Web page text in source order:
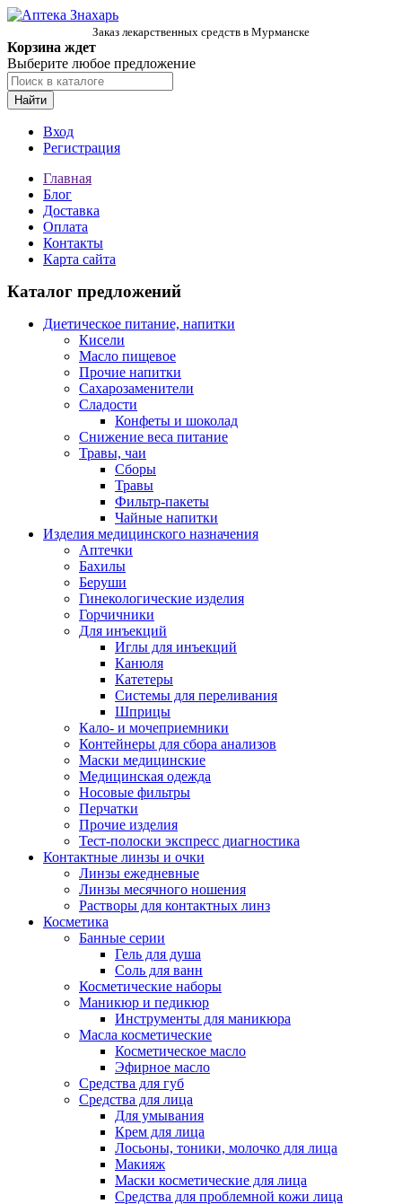
Заказ лекарственных средств в Мурманске
Корзина ждет
Выберите любое предложение
Найти
Вход
Регистрация
Главная
Блог
Доставка
Оплата
Контакты
Карта сайта
Каталог предложений
Диетическое питание, напитки
Кисели
Масло пищевое
Прочие напитки
Сахарозаменители
Сладости
Конфеты и шоколад
Снижение веса питание
Травы, чаи
Сборы
Травы
Фильтр-пакеты
Чайные напитки
Изделия медицинского назначения
Аптечки
Бахилы
Беруши
Гинекологические изделия
Горчичники
Для инъекций
Иглы для инъекций
Канюля
Катетеры
Системы для переливания
Шприцы
Кало- и мочеприемники
Контейнеры для сбора анализов
Маски медицинские
Медицинская одежда
Носовые фильтры
Перчатки
Прочие изделия
Тест-полоски экспресс диагностика
Контактные линзы и очки
Линзы ежедневные
Линзы месячного ношения
Растворы для контактных линз
Косметика
Банные серии
Гель для душа
Соль для ванн
Косметические наборы
Маникюр и педикюр
Инструменты для маникюра
Масла косметические
Косметическое масло
Эфирное масло
Средства для губ
Средства для лица
Для умывания
Крем для лица
Лосьоны, тоники, молочко для лица
Макияж
Маски косметические для лица
Средства для проблемной кожи лица